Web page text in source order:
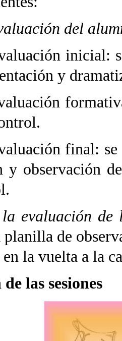
del
inicial:
y
final:
y observación
de
de
la vuelta a la
las sesiones